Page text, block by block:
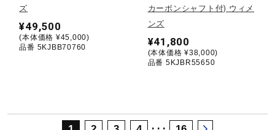
ズ
¥49,500
(本体価格 ¥45,000)
品番 5KJBB70760
カーボンシャフト付) ウィメ
ンズ
¥41,800
(本体価格 ¥38,000)
品番 5KJBR55650